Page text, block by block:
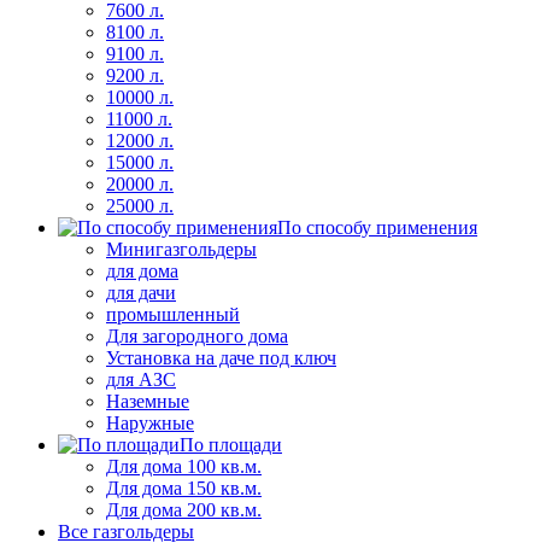
7600 л.
8100 л.
9100 л.
9200 л.
10000 л.
11000 л.
12000 л.
15000 л.
20000 л.
25000 л.
По способу применения
Минигазгольдеры
для дома
для дачи
промышленный
Для загородного дома
Установка на даче под ключ
для АЗС
Наземные
Наружные
По площади
Для дома 100 кв.м.
Для дома 150 кв.м.
Для дома 200 кв.м.
Все газгольдеры